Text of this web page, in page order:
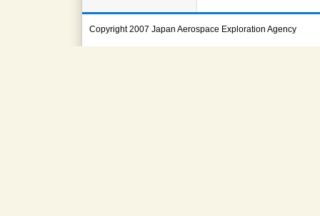
Copyright 2007 Japan Aerospace Exploration Agency